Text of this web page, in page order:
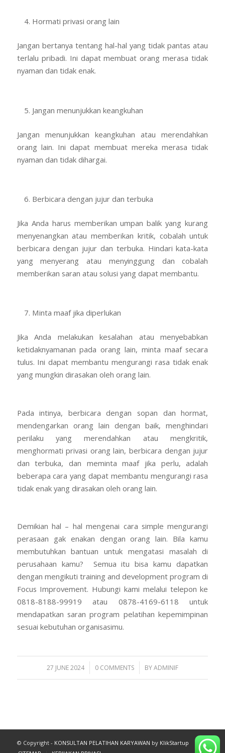
Hormati privasi orang lain
Jangan bertanya tentang hal-hal yang tidak pantas atau
terlalu pribadi. Ini dapat membuat orang merasa tidak
nyaman dan tidak enak.
Jangan menunjukkan keangkuhan
Jangan menunjukkan keangkuhan atau merendahkan
orang lain. Ini dapat membuat mereka merasa tidak
nyaman dan tidak dihargai.
Berbicara dengan jujur dan terbuka
Jika Anda harus memberikan umpan balik yang kurang
menyenangkan atau memberikan kritik, cobalah untuk
berbicara dengan jujur dan terbuka. Hindari kata-kata
yang menyerang atau menyinggung dan cobalah
memberikan saran atau solusi yang dapat membantu.
Minta maaf jika diperlukan
Jika Anda melakukan kesalahan atau menyebabkan
ketidaknyamanan pada orang lain, minta maaf secara
tulus. Ini dapat membantu mengurangi rasa tidak enak
yang mungkin dirasakan oleh orang lain.
Pada intinya, berbicara dengan sopan dan hormat,
mendengarkan orang lain dengan baik, menghindari
perilaku yang merendahkan atau mengkritik,
menghormati privasi orang lain, berbicara dengan jujur
dan terbuka, dan meminta maaf jika perlu, adalah
beberapa cara yang dapat membantu mengurangi rasa
tidak enak yang dirasakan oleh orang lain.
Demikian hal – hal mengenai cara simple mengurangi
perasaan gak enakan dengan orang lain. Bila kamu
membutuhkan bantuan untuk mengatasi masalah di
perusahaan kamu? Semua itu bisa kamu dapatkan
dengan mengikuti training and development program di
Focus Improvement. Hubungi kami melalui telepon ke
0818-8188-99919 atau 0878-4169-6118 untuk
mendapatkan saran program pelatihan kepemimpinan
sesuai kebutuhan organisasimu.
27 JUNE 2024
/ 0 COMMENTS
/ BYADMINIF
© Copyright - KONSULTAN PELATIHAN KARYAWAN by KlikStartup